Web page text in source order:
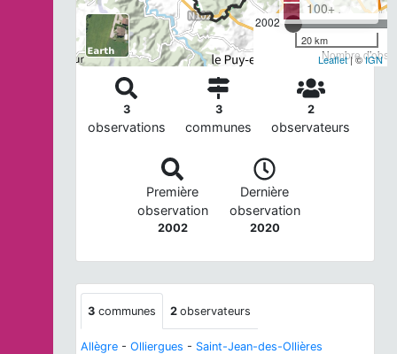
2002
Nombre
100+
20 km
Leaflet| ©IGN
3
observations
3
communes
2
observateurs
Première
observation
2002
Dernière
observation
2020
3 communes 2 observateurs
Allègre - Olliergues - Saint-Jean-des-Ollières